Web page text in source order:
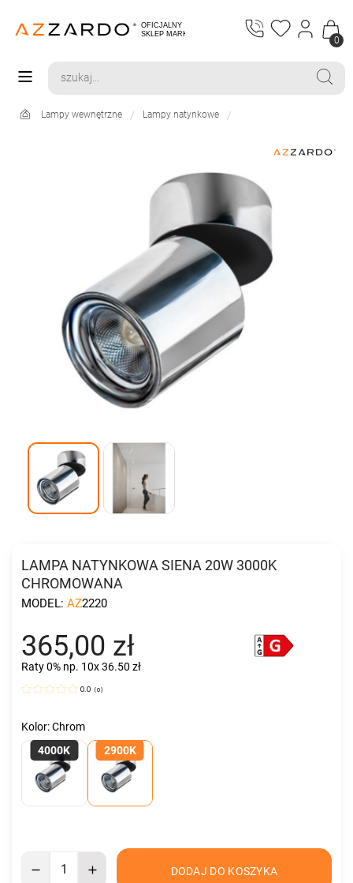
0
Lampy wewnętrzne Lampy natynkowe
LAMPA NATYNKOWA SIENA 20W 3000K
CHROMOWANA
MODEL: AZ2220
365,00 zł
Raty 0% np. 10x 36.50 zł
0.0 (0)
Kolor: Chrom
4000K
2900K
DODAJ DO KOSZYKA